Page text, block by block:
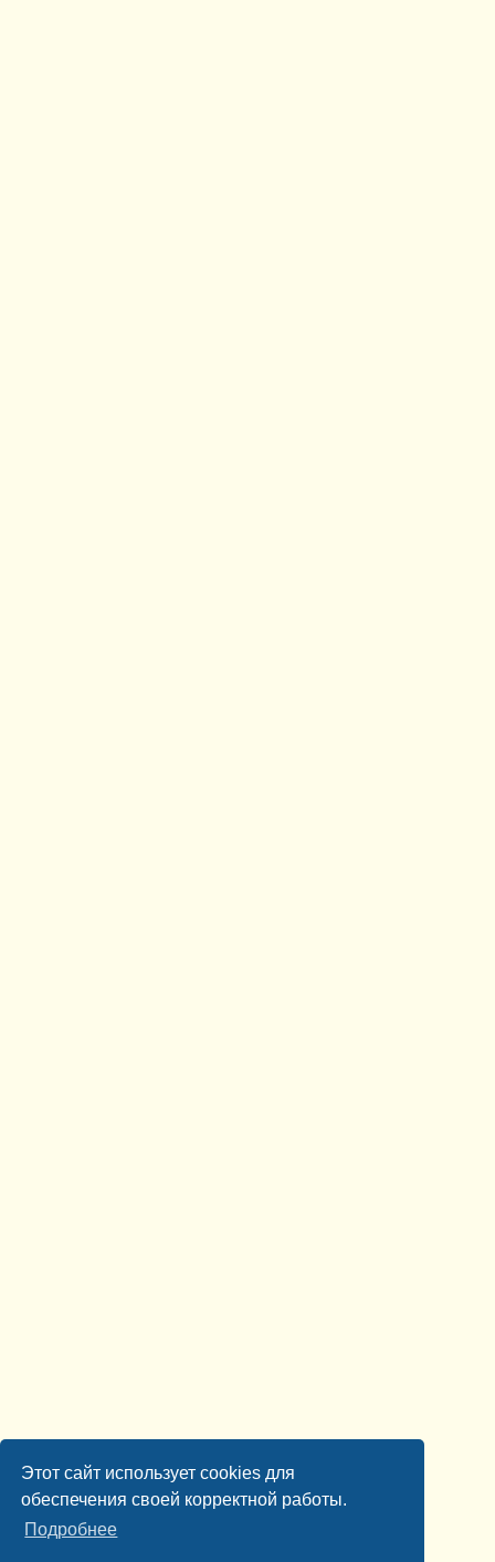
Этот сайт использует cookies для
обеспечения своей корректной работы.
Подробнее